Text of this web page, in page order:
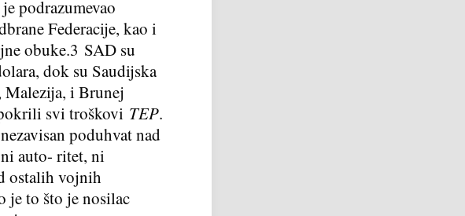
podrazumevao
Federacije, kao i
obuke.3 SAD su
dok su Saudijska
i Brunej
svi troškovi TEP.
poduhvat nad
auto- ritet, ni
ostalih vojnih
je to što je nosilac